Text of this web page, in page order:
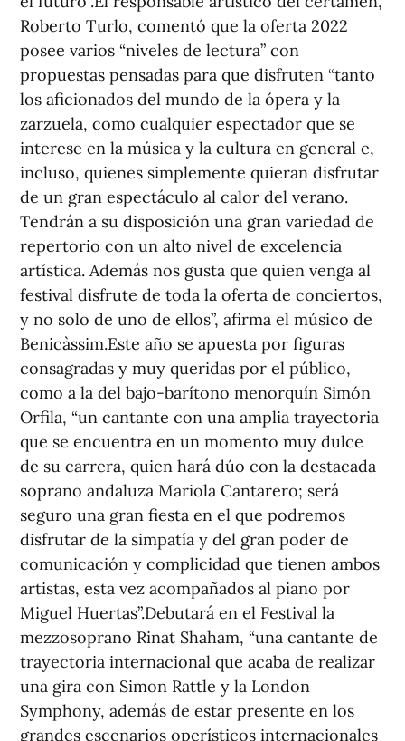
Roberto Turlo, comentó que la oferta 2022
posee varios “niveles de lectura” con
propuestas pensadas para que disfruten “tanto
los aficionados del mundo de la ópera y la
zarzuela, como cualquier espectador que se
interese en la música y la cultura en general e,
incluso, quienes simplemente quieran disfrutar
de un gran espectáculo al calor del verano.
Tendrán a su disposición una gran variedad de
repertorio con un alto nivel de excelencia
artística. Además nos gusta que quien venga al
festival disfrute de toda la oferta de conciertos,
y no solo de uno de ellos”, afirma el músico de
Benicàssim.Este año se apuesta por figuras
consagradas y muy queridas por el público,
como a la del bajo-barítono menorquín Simón
Orfila, “un cantante con una amplia trayectoria
que se encuentra en un momento muy dulce
de su carrera, quien hará dúo con la destacada
soprano andaluza Mariola Cantarero; será
seguro una gran fiesta en el que podremos
disfrutar de la simpatía y del gran poder de
comunicación y complicidad que tienen ambos
artistas, esta vez acompañados al piano por
Miguel Huertas”.Debutará en el Festival la
mezzosoprano Rinat Shaham, “una cantante de
trayectoria internacional que acaba de realizar
una gira con Simon Rattle y la London
Symphony, además de estar presente en los
grandes escenarios operísticos internacionales